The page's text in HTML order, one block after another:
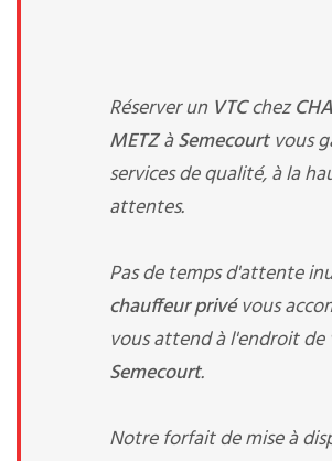
Réserver un VTCchez
METZàSemecourtvous
services de qualité, à la
attentes.
Pas de temps d'attente
chauffeur privévous
vous attend à l'endroit
Semecourt.
Notre forfait de mise à